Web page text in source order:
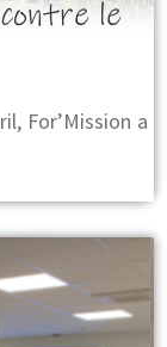
le
For’Mission a